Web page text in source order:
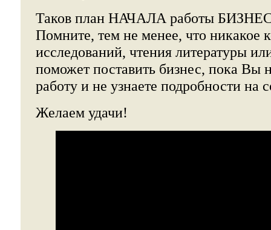
Таков план НАЧАЛА работы
Помните, тем не менее, что никакое
исследований, чтения литературы
поможет поставить бизнес, пока Вы
работу и не узнаете подробности на
Желаем удачи!